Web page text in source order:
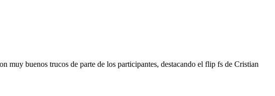
muy buenos trucos de parte de los participantes, destacando el flip fs de Cristian